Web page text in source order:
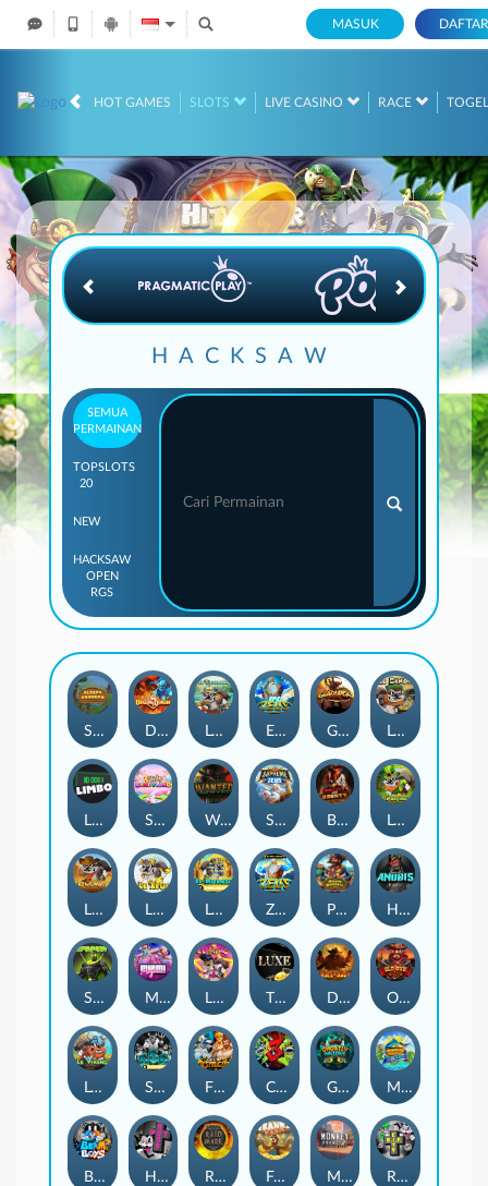
MASUK DAFTAR
HOT GAMES SLOTS LIVE CASINO RACE
IDR
HACKSAW
SEMUA
PERMAINAN
TOP
20
SLOTS
NEW
HACKSAW
OPEN
RGS
Beam Boys Monkey Frenzy 2: Boss is Here!
Spinman
BULLETS AND BOUNTY
The Luxe
LE ZEUS
LE COWBOY
MIAMI MAYHEM
Le Fisherman
LE KING
Raidmark
Ghostly Hallows
Epic Ze Zeus
Supreme Zeus
MARLIN MASTERS: THE BIG HAUL
SixSixSix
Ze Zeus
Hot Ross
CHAOS CREW 3
Le Bandit
Wanted Dead or a Wild
RIP City
Hand of Anubis
Sticky Candyland
Old Gun
Le Prechaun
Fist Of Destruction
Gladiator Legends
Sleepy Grandpa
Le Pharaoh Pirate Bonanza
Dragon’s Domain
Le Viking
Limbo
Frank's Farm
Duel at Dawn